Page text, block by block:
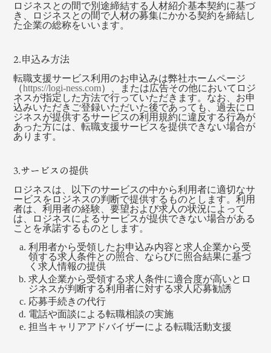
ロジネスとの間で別途締結する人材紹介基本契約に基づ
き、ロジネスとの間で人材の募集にかかる契約を締結し
た企業の総称をいいます。
2.申込み方法
転職支援サービス利用のお申込みは弊社ホームページ
（https://logi-ness.com）、または広告その他においてロジ
ネスが指定した方法で行っていただきます。なお、お申
込みいただきご登録いただいた後であっても、過去にロ
ジネスが提供するサービスの利用規約に違反する行為が
あった方には、転職支援サービスを提供できない場合が
あります。
3.サービスの提供
ロジネスは、以下のサービスの中から利用者に適切なサ
ービスをロジネスの判断で提供するものとします。利用
者は、利用者の経験、要望および求人の状況によって
は、ロジネスによるサービスが提供できない場合がある
ことを承諾するものとします。
利用者から受領したお申込み内容と求人企業から受
領する求人条件との照合、ならびに照合結果に基づ
く求人情報の提供
求人企業から受領する求人条件に適合度が高いとロ
ジネスが判断する利用者に対する求人応募勧誘
応募手続きの代行
電話や面談による転職相談の実施
担当キャリアアドバイザーによる転職活動支援